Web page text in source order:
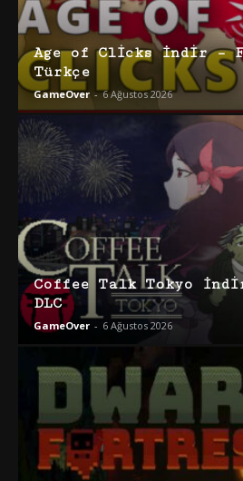
Age of Clicks İndir –
Türkçe
GameOver - 6 Ağustos 2026
Coffee Talk Tokyo
DLC
GameOver - 6 Ağustos 2026